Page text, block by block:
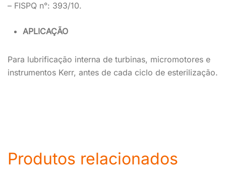
– FISPQ n°: 393/10.
APLICAÇÃO
Para lubrificação interna de turbinas, micromotores e
instrumentos Kerr, antes de cada ciclo de esterilização.
Produtos relacionados